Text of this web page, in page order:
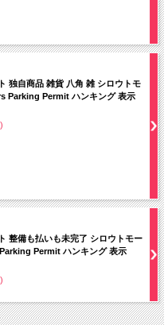
独自商品 雑貨 八角 雑 シロウトモ
Parking Permit ハンキング 表示
整備も払いも未完了 シロウトモー
Permit ハンキング 表示